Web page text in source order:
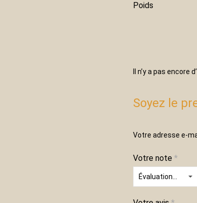
Poids
Il n’y a pas encore
Soyez le
Votre adresse e-
Votre note *